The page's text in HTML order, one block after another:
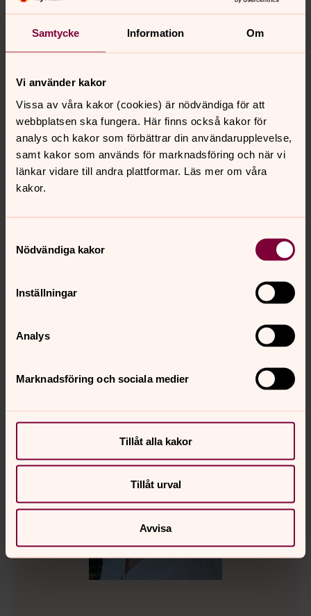
Samtycke Information Om
Vi använder kakor
Vissa av våra kakor (cookies) är nödvändiga för att
webbplatsen ska fungera. Här finns också kakor för
analys och kakor som förbättrar din användarupplevelse,
samt kakor som används för marknadsföring och när vi
länkar vidare till andra plattformar. Läs mer om våra
kakor.
Nödvändiga kakor
Inställningar
Analys
Marknadsföring och sociala medier
Tillåt alla kakor
Tillåt urval
Avvisa
Musiker, Falkenbergs pastorat
Direkt: 0346-372 49
ebba.malgeryd@svenskakyrkan.se
Mer om Ebba Malgeryd